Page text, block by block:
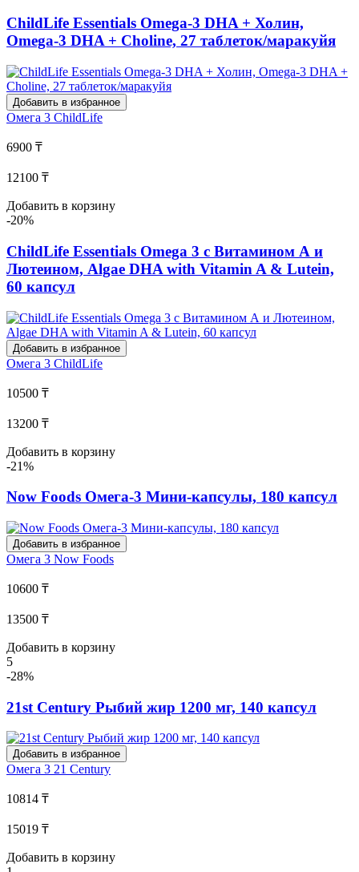
ChildLife Essentials Omega-3 DHA + Холин,
Omega-3 DHA + Choline, 27 таблеток/маракуйя
Добавить в избранное
Омега 3 ChildLife
6900 ₸
12100 ₸
Добавить в корзину
-20%
ChildLife Essentials Omega 3 с Витамином А и
Лютеином, Algae DHA with Vitamin A & Lutein,
60 капсул
Добавить в избранное
Омега 3 ChildLife
10500 ₸
13200 ₸
Добавить в корзину
-21%
Now Foods Омега-3 Мини-капсулы, 180 капсул
Добавить в избранное
Омега 3 Now Foods
10600 ₸
13500 ₸
Добавить в корзину
5
-28%
21st Century Рыбий жир 1200 мг, 140 капсул
Добавить в избранное
Омега 3 21 Century
10814 ₸
15019 ₸
Добавить в корзину